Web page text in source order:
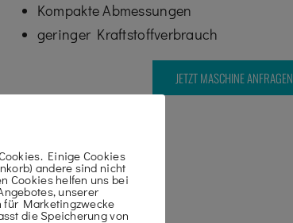
Kompakte Abmessungen
geringer Kraftstoffverbrauch
JETZT MASCHINE ANFRAGEN
Einige Cookies
andere sind nicht
Cookies helfen uns bei
unserer
für Marketingzwecke
die Speicherung von